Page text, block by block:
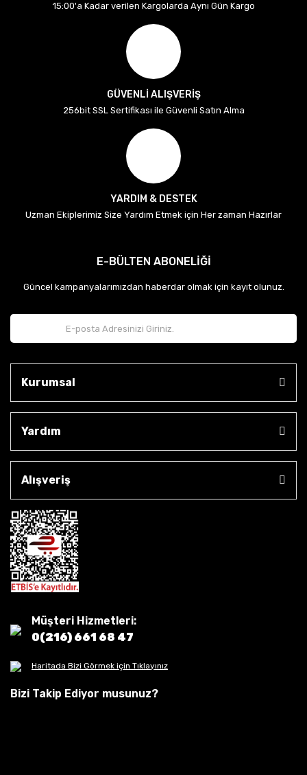
15:00'a Kadar verilen Kargolarda Aynı Gün Kargo
GÜVENLİ ALIŞVERİŞ
256bit SSL Sertifikası ile Güvenli Satın Alma
YARDIM & DESTEK
Uzman Ekiplerimiz Size Yardım Etmek için Her zaman Hazırlar
E-BÜLTEN ABONELİĞİ
Güncel kampanyalarımızdan haberdar olmak için kayıt olunuz.
Kurumsal
Yardım
Alışveriş
Müşteri Hizmetleri:
0(216) 661 68 47
Haritada Bizi Görmek için Tıklayınız
Bizi Takip Ediyor musunuz?